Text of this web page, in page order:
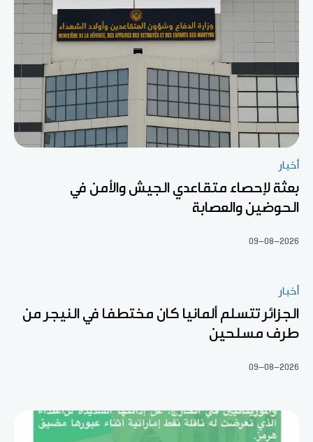
أخبار
بعثة لإحصاء متقاعدي الجيش والأمن في
الحوضين والعصابة
09-08-2026
أخبار
الجزائر تتسلم ألمانيا كان مختطفا في النيجر من
طرف مسلحين
09-08-2026